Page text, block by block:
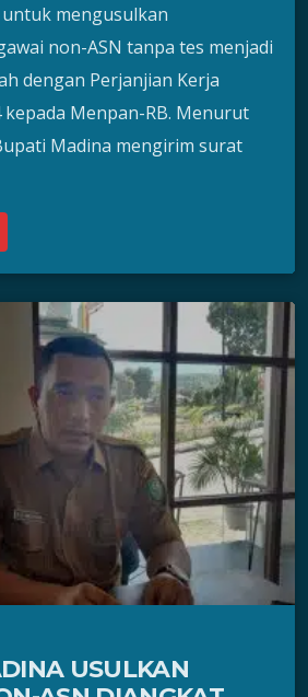
mengusulkan
non-ASN tanpa tes menjadi
dengan Perjanjian Kerja
kepada Menpan-RB. Menurut
Madina mengirim surat
USULKAN